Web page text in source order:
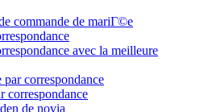
commande de mariГ©e
avec la meilleure
correspondance
correspondance
de novia